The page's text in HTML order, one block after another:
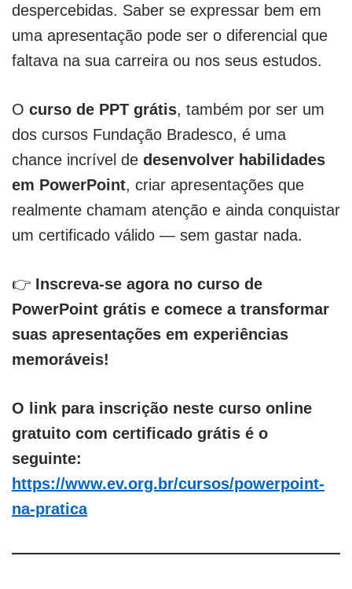
despercebidas. Saber se expressar bem em
uma apresentação pode ser o diferencial que
faltava na sua carreira ou nos seus estudos.
O curso de PPT grátis, também por ser um
dos cursos Fundação Bradesco, é uma
chance incrível de desenvolver habilidades
em PowerPoint, criar apresentações que
realmente chamam atenção e ainda conquistar
um certificado válido — sem gastar nada.
👉 Inscreva-se agora no curso de
PowerPoint grátis e comece a transformar
suas apresentações em experiências
memoráveis!
O link para inscrição neste curso online
gratuito com certificado grátis é o
seguinte:
https://www.ev.org.br/cursos/powerpoint-
na-pratica